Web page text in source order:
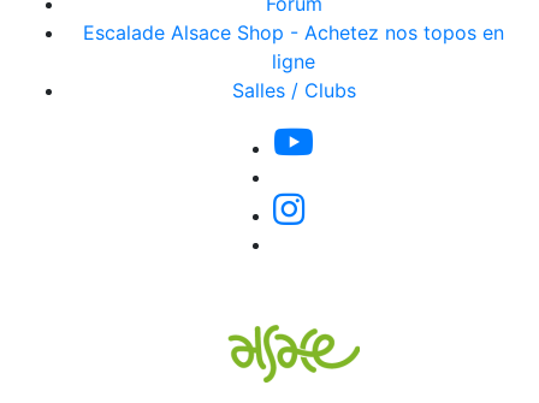
Escalade Alsace Shop - Achetez nos topos en
ligne
Salles / Clubs